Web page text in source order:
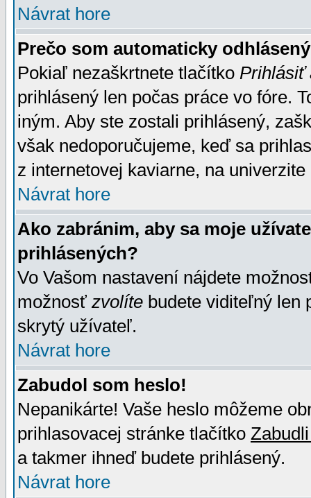
Návrat hore
Prečo som automaticky
Pokiaľ nezaškrtnete tlačítko Prihlásiť
prihlásený len počas práce vo fóre.
iným. Aby ste zostali prihlásený,
však nedoporučujeme, keď sa
z internetovej kaviarne, na univerzite
Návrat hore
Ako zabránim, aby sa moje
prihlásených?
Vo Vašom nastavení nájdete
možnosť zvolíte budete viditeľný len
skrytý užívateľ.
Návrat hore
Zabudol som heslo!
Nepanikárte! Vaše heslo môžeme
prihlasovacej stránke tlačítko
a takmer ihneď budete prihlásený.
Návrat hore